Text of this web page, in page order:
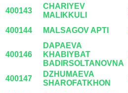
400143
CHARIYEV
MALIKKULI
400144 MALSAGOV APTI
400146
DAPAEVA
KHABIYBAT
BADIRSOLTANOVNA
400147
DZHUMAEVA
SHAROFATKHON